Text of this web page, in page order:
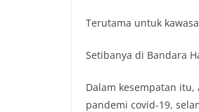
Terutama untuk
Setibanya di Bandara
Dalam kesempatan
pandemi covid-19,